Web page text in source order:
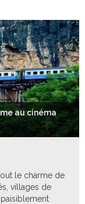
au cinéma
le charme de
villages de